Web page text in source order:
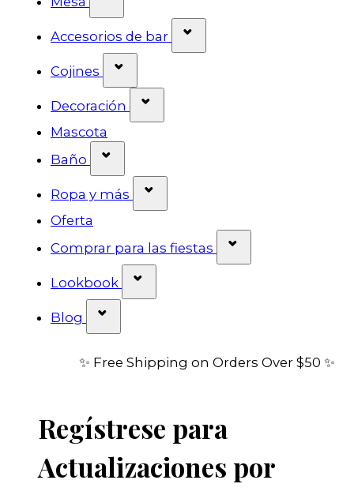
Accesorios de bar
Cojines
Decoración
Mascota
Baño
Ropa y más
Oferta
Comprar para las fiestas
Lookbook
Blog
✨ Free Shipping on Orders Over $50 ✨
Regístrese para
Actualizaciones por